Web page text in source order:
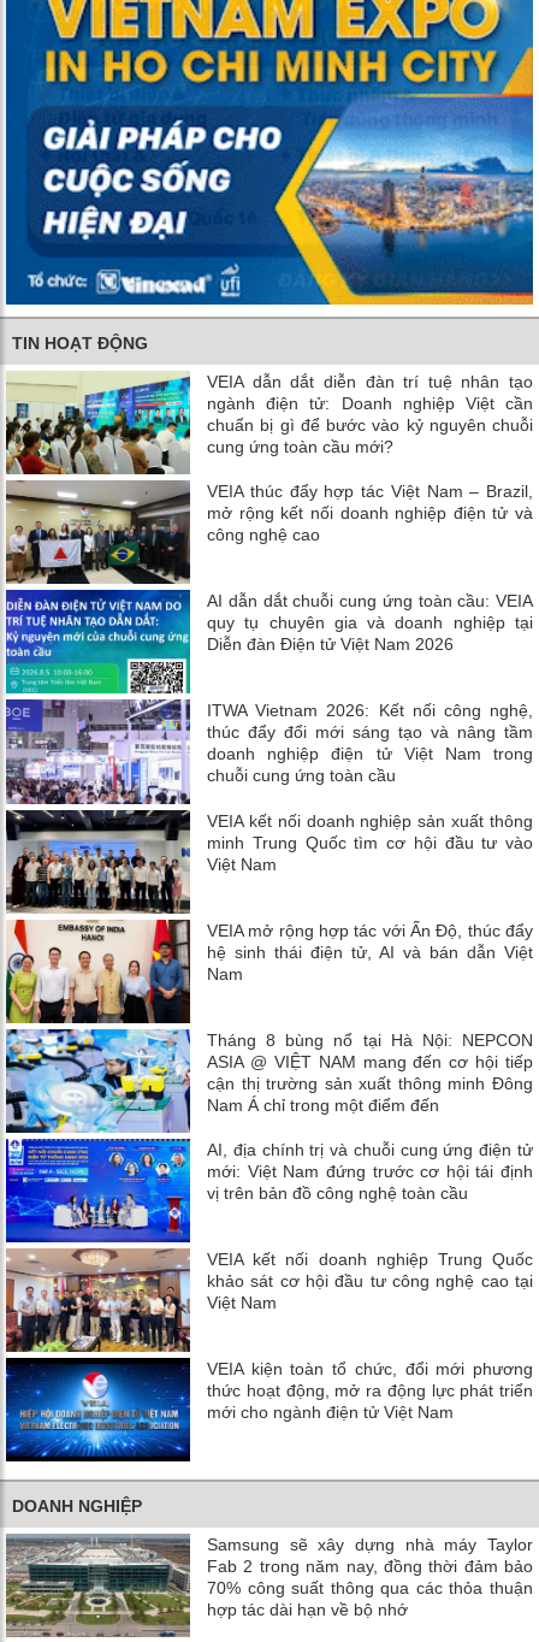
TIN HOẠT ĐỘNG
VEIA dẫn dắt diễn đàn trí tuệ nhân tạo
ngành điện tử: Doanh nghiệp Việt cần
chuẩn bị gì để bước vào kỷ nguyên chuỗi
cung ứng toàn cầu mới?
VEIA thúc đẩy hợp tác Việt Nam – Brazil,
mở rộng kết nối doanh nghiệp điện tử và
công nghệ cao
AI dẫn dắt chuỗi cung ứng toàn cầu: VEIA
quy tụ chuyên gia và doanh nghiệp tại
Diễn đàn Điện tử Việt Nam 2026
ITWA Vietnam 2026: Kết nối công nghệ,
thúc đẩy đổi mới sáng tạo và nâng tầm
doanh nghiệp điện tử Việt Nam trong
chuỗi cung ứng toàn cầu
VEIA kết nối doanh nghiệp sản xuất thông
minh Trung Quốc tìm cơ hội đầu tư vào
Việt Nam
VEIA mở rộng hợp tác với Ấn Độ, thúc đẩy
hệ sinh thái điện tử, AI và bán dẫn Việt
Nam
Tháng 8 bùng nổ tại Hà Nội: NEPCON
ASIA @ VIỆT NAM mang đến cơ hội tiếp
cận thị trường sản xuất thông minh Đông
Nam Á chỉ trong một điểm đến
AI, địa chính trị và chuỗi cung ứng điện tử
mới: Việt Nam đứng trước cơ hội tái định
vị trên bản đồ công nghệ toàn cầu
VEIA kết nối doanh nghiệp Trung Quốc
khảo sát cơ hội đầu tư công nghệ cao tại
Việt Nam
VEIA kiện toàn tổ chức, đổi mới phương
thức hoạt động, mở ra động lực phát triển
mới cho ngành điện tử Việt Nam
DOANH NGHIỆP
Samsung sẽ xây dựng nhà máy Taylor
Fab 2 trong năm nay, đồng thời đảm bảo
70% công suất thông qua các thỏa thuận
hợp tác dài hạn về bộ nhớ